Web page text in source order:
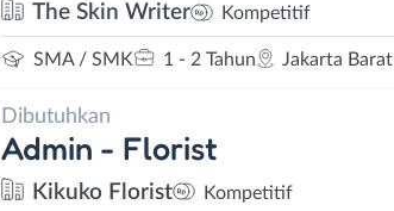
The Skin Writer Kompetitif
SMA / SMK 1 - 2 Tahun Jakarta Barat
Dibutuhkan
Admin - Florist
Kikuko Florist Kompetitif